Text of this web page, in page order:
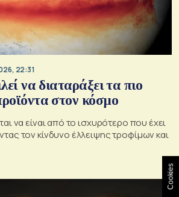
22:31
να διαταράξει τα πιο
στον κόσμο
να είναι από το ισχυρότερο που έχει
τον κίνδυνο έλλειψης τροφίμων και
Cookies